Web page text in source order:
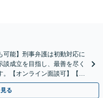
可能】刑事弁護は初動対応に
成立を目指し、最善を尽く
。【オンライン面談可】【完
る